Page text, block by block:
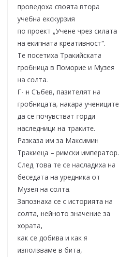
проведоха своята втора
учебна екскурзия
по проект „Учене чрез силата
на екипната креативност“.
Те посетиха Тракийската
гробница в Поморие и Музея
на солта.
Г- н Събев, пазителят на
гробницата, накара учениците
да се почувстват горди
наследници на траките.
Разказа им за Максимин
Тракиеца – римски император.
След това те се насладиха на
беседата на уредника от
Музея на солта.
Запознаха се с историята на
солта, нейното значение за
хората,
как се добива и как я
използваме в бита,